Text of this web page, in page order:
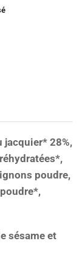
jacquier* 28%,
poudre,
sésame et